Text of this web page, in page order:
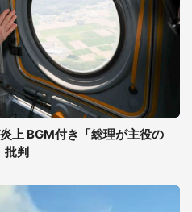
上 BGM付き「総理が主役の
批判